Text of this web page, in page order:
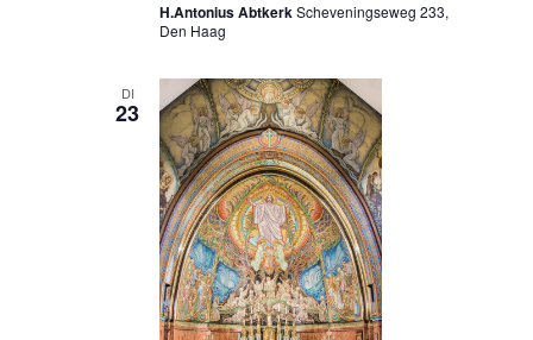
H.Antonius AbtkerkScheveningseweg 233,
Den Haag
DI
23